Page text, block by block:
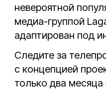
невероятной
медиа-группой
адаптирован под
Следите за
с концепцией
только два месяца